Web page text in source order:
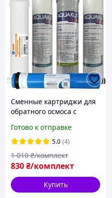
Сменные картриджи для
обратного осмоса c
постфильтром
Готово к отправке
5.0 (4)
830₴/комплект
1 010 ₴/комплект
Купить